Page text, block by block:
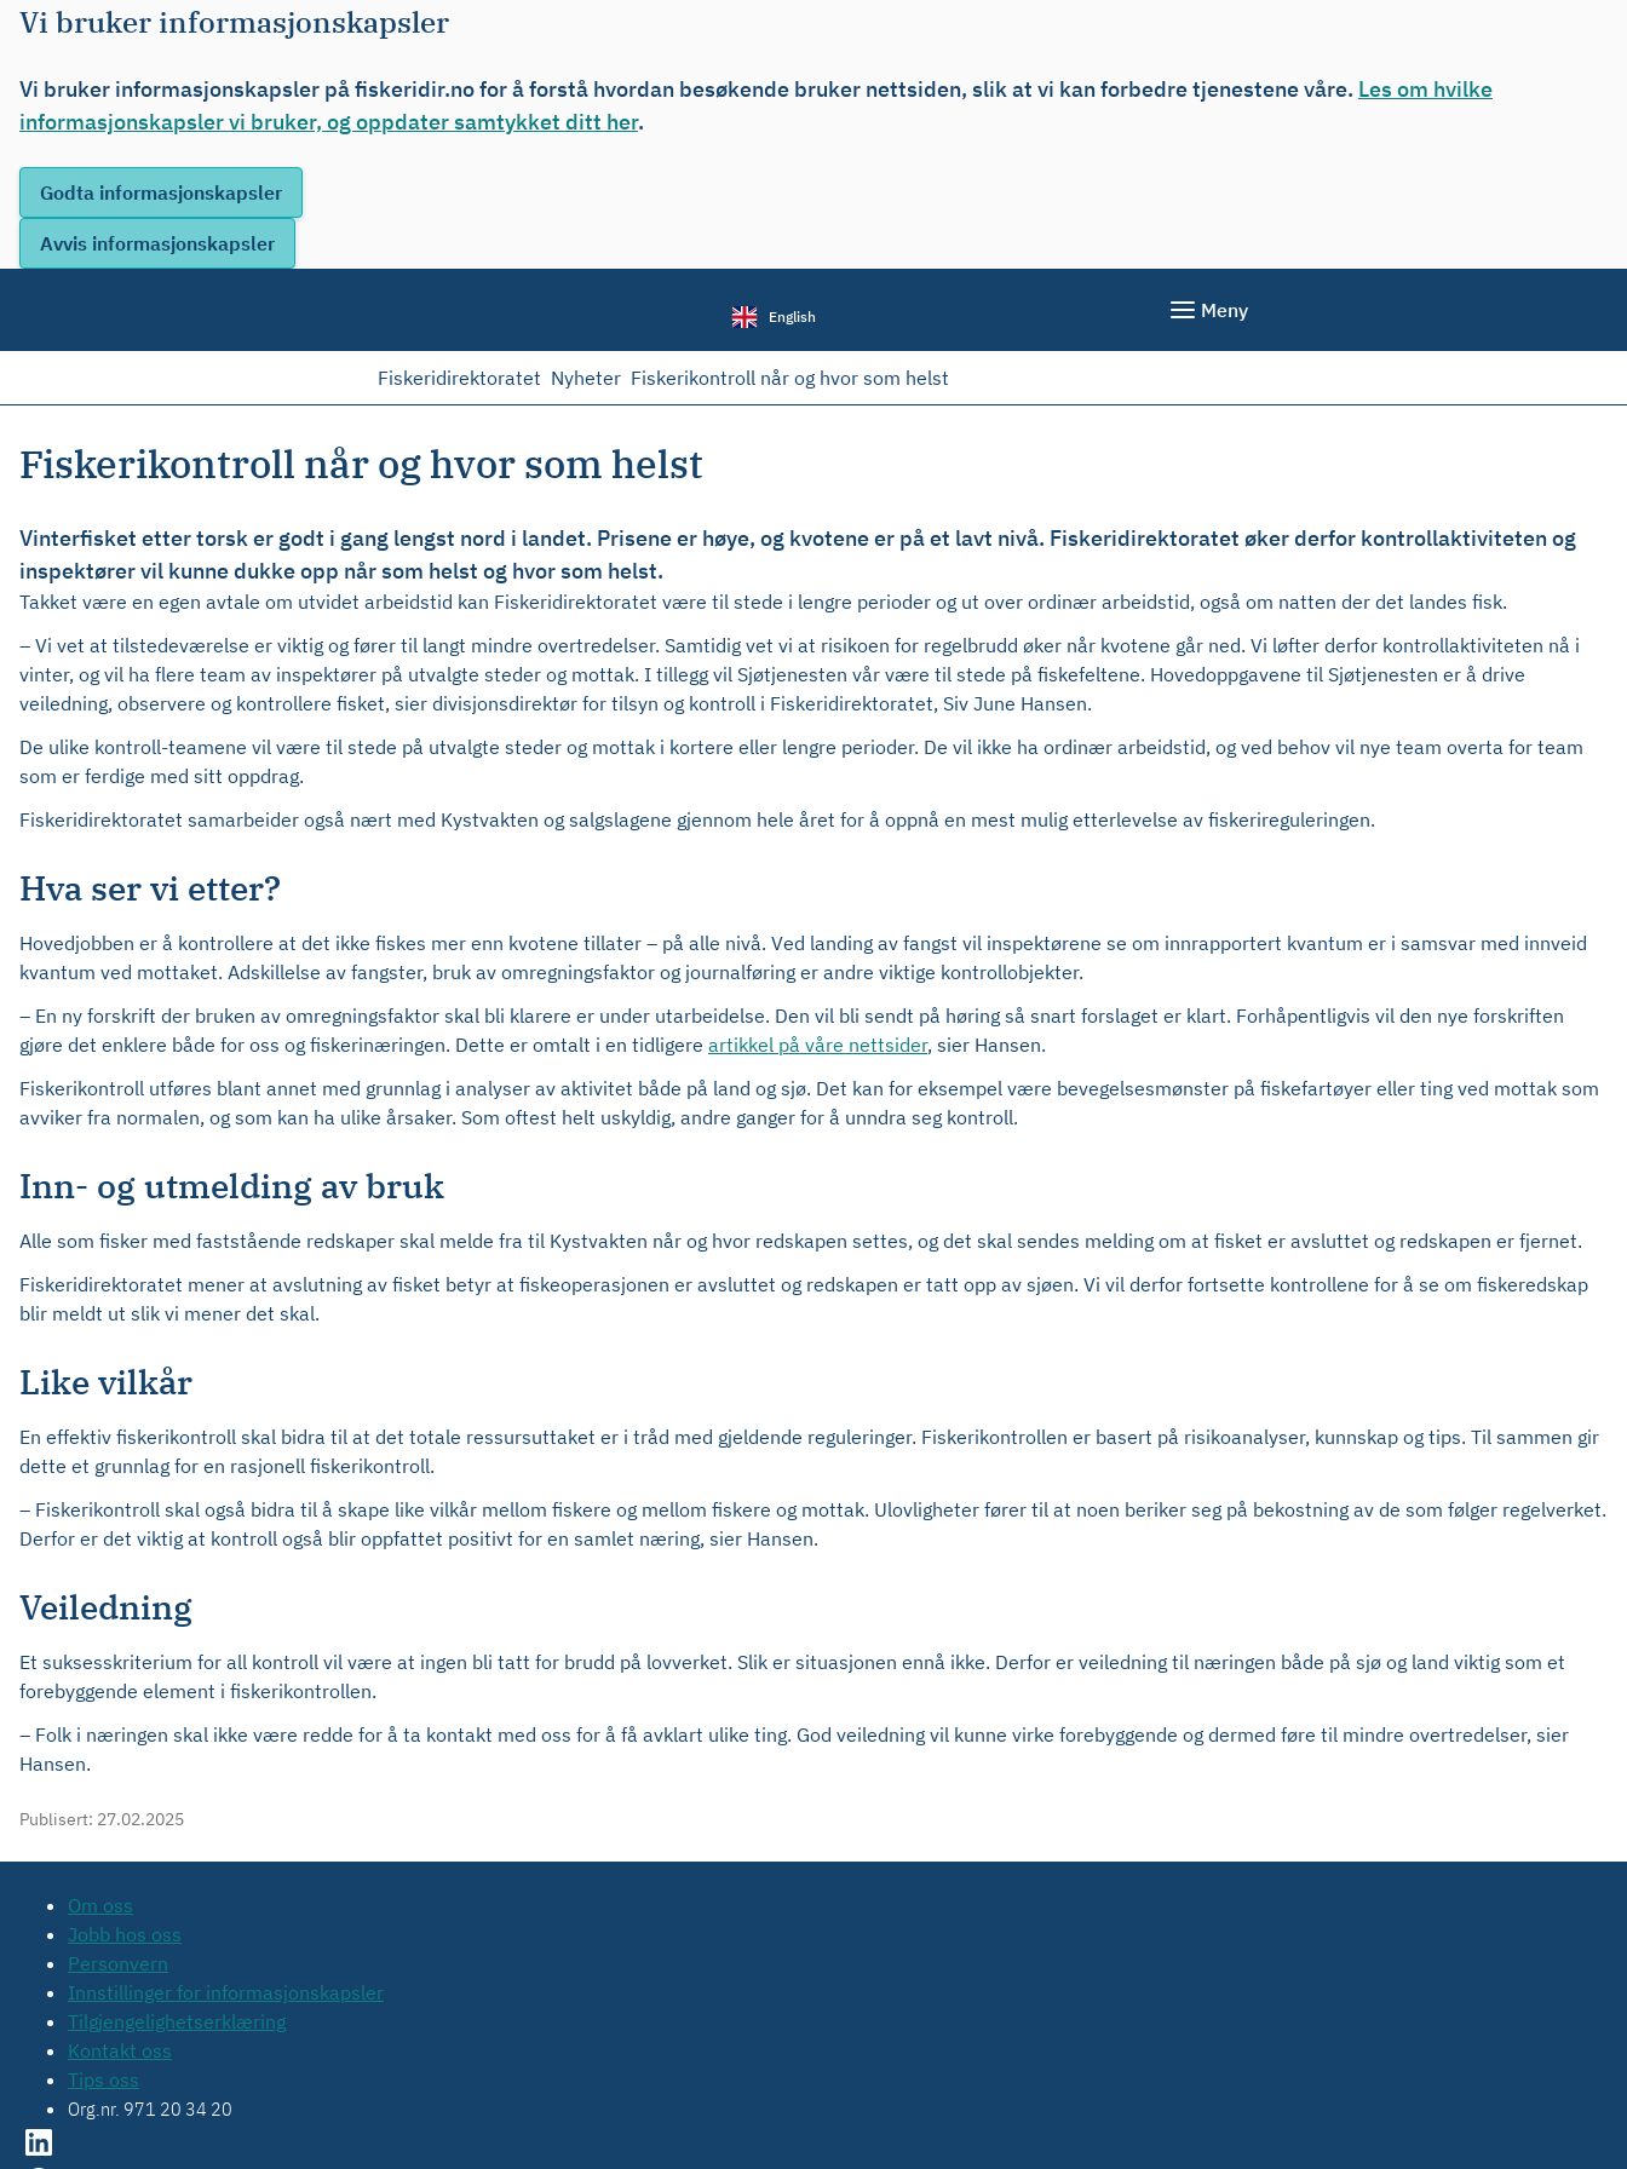
Vi bruker informasjonskapsler
Vi bruker informasjonskapsler på fiskeridir.no for å forstå hvordan besøkende bruker nettsiden, slik at vi kan forbedre tjenestene våre. Les om hvilke
informasjonskapsler vi bruker, og oppdater samtykket ditt her.
English Meny
Fiskeridirektoratet Nyheter Fiskerikontroll når og hvor som helst
Fiskerikontroll når og hvor som helst
Vinterfisket etter torsk er godt i gang lengst nord i landet. Prisene er høye, og kvotene er på et lavt nivå. Fiskeridirektoratet øker derfor kontrollaktiviteten og
inspektører vil kunne dukke opp når som helst og hvor som helst.
Takket være en egen avtale om utvidet arbeidstid kan Fiskeridirektoratet være til stede i lengre perioder og ut over ordinær arbeidstid, også om natten der det landes fisk.
– Vi vet at tilstedeværelse er viktig og fører til langt mindre overtredelser. Samtidig vet vi at risikoen for regelbrudd øker når kvotene går ned. Vi løfter derfor kontrollaktiviteten nå i
vinter, og vil ha flere team av inspektører på utvalgte steder og mottak. I tillegg vil Sjøtjenesten vår være til stede på fiskefeltene. Hovedoppgavene til Sjøtjenesten er å drive
veiledning, observere og kontrollere fisket, sier divisjonsdirektør for tilsyn og kontroll i Fiskeridirektoratet, Siv June Hansen.
De ulike kontroll-teamene vil være til stede på utvalgte steder og mottak i kortere eller lengre perioder. De vil ikke ha ordinær arbeidstid, og ved behov vil nye team overta for team
som er ferdige med sitt oppdrag.
Fiskeridirektoratet samarbeider også nært med Kystvakten og salgslagene gjennom hele året for å oppnå en mest mulig etterlevelse av fiskerireguleringen.
Hva ser vi etter?
Hovedjobben er å kontrollere at det ikke fiskes mer enn kvotene tillater – på alle nivå. Ved landing av fangst vil inspektørene se om innrapportert kvantum er i samsvar med innveid
kvantum ved mottaket. Adskillelse av fangster, bruk av omregningsfaktor og journalføring er andre viktige kontrollobjekter.
– En ny forskrift der bruken av omregningsfaktor skal bli klarere er under utarbeidelse. Den vil bli sendt på høring så snart forslaget er klart. Forhåpentligvis vil den nye forskriften
gjøre det enklere både for oss og fiskerinæringen. Dette er omtalt i en tidligere artikkel på våre nettsider, sier Hansen.
Fiskerikontroll utføres blant annet med grunnlag i analyser av aktivitet både på land og sjø. Det kan for eksempel være bevegelsesmønster på fiskefartøyer eller ting ved mottak som
avviker fra normalen, og som kan ha ulike årsaker. Som oftest helt uskyldig, andre ganger for å unndra seg kontroll.
Inn- og utmelding av bruk
Alle som fisker med faststående redskaper skal melde fra til Kystvakten når og hvor redskapen settes, og det skal sendes melding om at fisket er avsluttet og redskapen er fjernet.
Fiskeridirektoratet mener at avslutning av fisket betyr at fiskeoperasjonen er avsluttet og redskapen er tatt opp av sjøen. Vi vil derfor fortsette kontrollene for å se om fiskeredskap
blir meldt ut slik vi mener det skal.
Like vilkår
En effektiv fiskerikontroll skal bidra til at det totale ressursuttaket er i tråd med gjeldende reguleringer. Fiskerikontrollen er basert på risikoanalyser, kunnskap og tips. Til sammen gir
dette et grunnlag for en rasjonell fiskerikontroll.
– Fiskerikontroll skal også bidra til å skape like vilkår mellom fiskere og mellom fiskere og mottak. Ulovligheter fører til at noen beriker seg på bekostning av de som følger regelverket.
Derfor er det viktig at kontroll også blir oppfattet positivt for en samlet næring, sier Hansen.
Veiledning
Et suksesskriterium for all kontroll vil være at ingen bli tatt for brudd på lovverket. Slik er situasjonen ennå ikke. Derfor er veiledning til næringen både på sjø og land viktig som et
forebyggende element i fiskerikontrollen.
– Folk i næringen skal ikke være redde for å ta kontakt med oss for å få avklart ulike ting. God veiledning vil kunne virke forebyggende og dermed føre til mindre overtredelser, sier
Hansen.
Publisert: 27.02.2025
Om oss
Jobb hos oss
Personvern
Innstillinger for informasjonskapsler
Tilgjengelighetserklæring
Kontakt oss
Tips oss
Org.nr. 971 20 34 20